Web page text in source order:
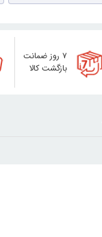
۷ روز ضمانت
بازگشت کالا